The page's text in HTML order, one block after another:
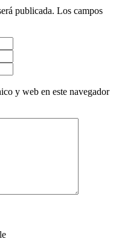
publicada. Los campos
y web en este navegador